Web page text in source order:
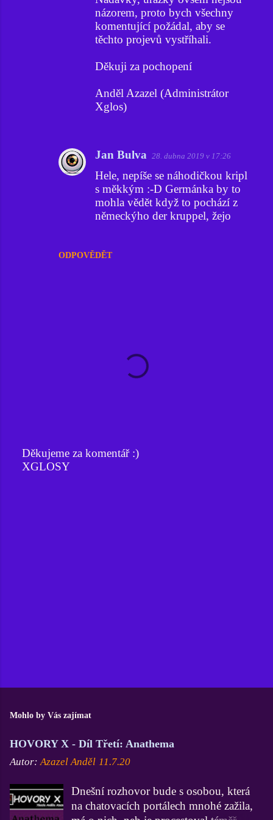
ODPOVĚDĚT
názorem, proto bych všechny
komentující požádal, aby se
těchto projevů vystříhali.
Děkuji za pochopení
Anděl Azazel (Administrátor
Xglos)
Jan Bulva 28. dubna 2019 v 17:26
Hele, nepíše se náhodičkou kripl
s měkkým :-D Germánka by to
mohla vědět když to pochází z
německýho der kruppel, žejo
O
Děkujeme za komentář :)
XGLOSY
Mohlo by Vás zajímat
HOVORY X - Díl Třetí: Anathema
Autor: Azazel Anděl 11.7.20
Dnešní rozhovor bude s osobou, která
na chatovacích portálech mnohé zažila,